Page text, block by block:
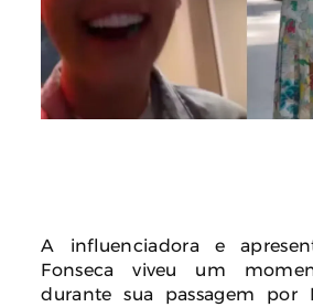
A influenciadora e
Fonseca viveu um
durante sua passagem por